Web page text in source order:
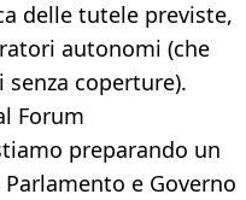
delle tutele previste,
autonomi (che
coperture).
Forum
preparando un
e Governo